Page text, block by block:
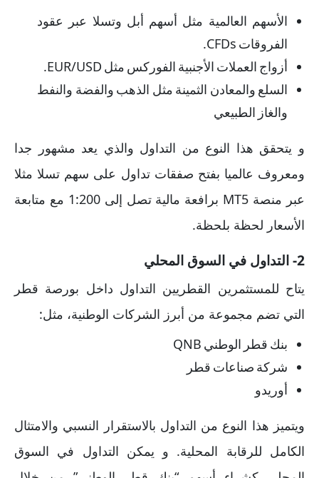
الأسهم العالمية مثل أسهم أبل وتسلا عبر عقود
الفروقات CFDs.
أزواج العملات الأجنبية الفوركس مثل EUR/USD.
السلع والمعادن الثمينة مثل الذهب والفضة والنفط
والغاز الطبيعي
و يتحقق هذا النوع من التداول والذي يعد مشهور جدا
ومعروف عالميا بفتح صفقات تداول على سهم تسلا مثلا
عبر منصة MT5 برافعة مالية تصل إلى 1:200 مع متابعة
الأسعار لحظة بلحظة.
2- التداول في السوق المحلي
يتاح للمستثمرين القطريين التداول داخل بورصة قطر
التي تضم مجموعة من أبرز الشركات الوطنية، مثل:
بنك قطر الوطني QNB
شركة صناعات قطر
أوريدو
ويتميز هذا النوع من التداول بالاستقرار النسبي والامتثال
الكامل للرقابة المحلية. و يمكن التداول في السوق